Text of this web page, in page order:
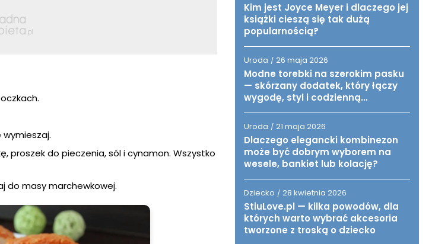
wymieszaj.
proszek do pieczenia, sól i cynamon. Wszystko
do masy marchewkowej.
Kim jest Joyce Meyer i dlaczego jej
książki cieszą się tak dużą
popularnością?
Uroda / 26 maja 2026
Modne torebki na szerokim pasku
— skórzany dodatek, który łączy
wygodę, styl i codzienną
Uroda / 21 maja 2026
Dlaczego elegancki kombinezon
może być dobrym wyborem na
wesele, bankiet lub kolację?
Dziecko / 28 kwietnia 2026
StiuLove.pl — kilka powodów, dla
których warto wybrać akcesoria
tworzone z troską o dziecko